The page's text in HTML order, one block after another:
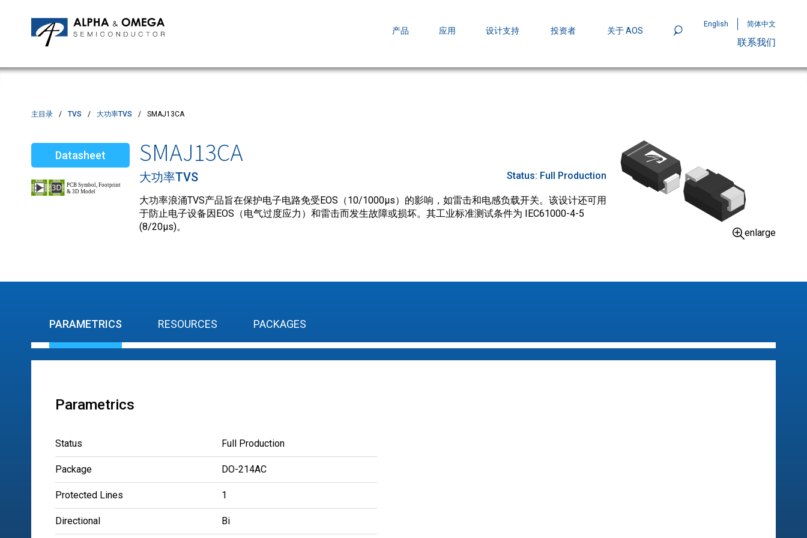
产品 应用 设计支持 投资者 关于 AOS
English 简体中文
联系我们
MOSFETs
Motor Control MCU's
TVS
AOS发布 AmpStack™ 封装：MOSFET 功率密度实现
质量与可靠性
客户满意度调查
主目录 TVS 大功率TVS SMAJ13CA
Datasheet SMAJ13CA
大功率TVS Status: Full Production
大功率浪涌TVS产品旨在保护电子电路免受EOS（10/1000µs）的影响，如雷击和电感负载开关。该设计还可用
于防止电子设备因EOS（电气过度应力）和雷击而发生故障或损坏。其工业标准测试条件为 IEC61000-4-5
(8/20µs)。
enlarge
PARAMETRICS RESOURCES PACKAGES
Parametrics
Status Full Production
Package DO-214AC
Protected Lines 1
Directional Bi